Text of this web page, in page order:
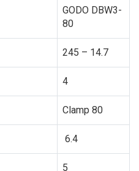
GODO DBW3-
80
245 – 14.7
4
Clamp 80
6.4
5